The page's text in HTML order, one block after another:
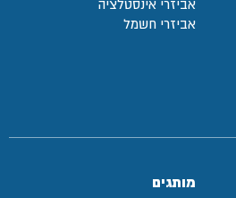
אביזרי אינסטלציה
אביזרי חשמל
מותגים